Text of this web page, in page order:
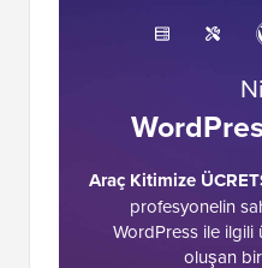
Araç Kitimize
profesyonelin
WordPress ile
oluşan